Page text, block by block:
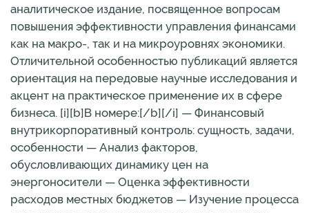
аналитическое издание, посвященное вопросам
повышения эффективности управления финансами
как на макро-, так и на микроуровнях экономики.
Отличительной особенностью публикаций является
ориентация на передовые научные исследования и
акцент на практическое применение их в сфере
бизнеса. [i][b]В номере:[/b][/i] — Финансовый
внутрикорпоративный контроль: сущность, задачи,
особенности — Анализ факторов,
обусловливающих динамику цен на
энергоносители — Оценка эффективности
расходов местных бюджетов — Изучение процесса